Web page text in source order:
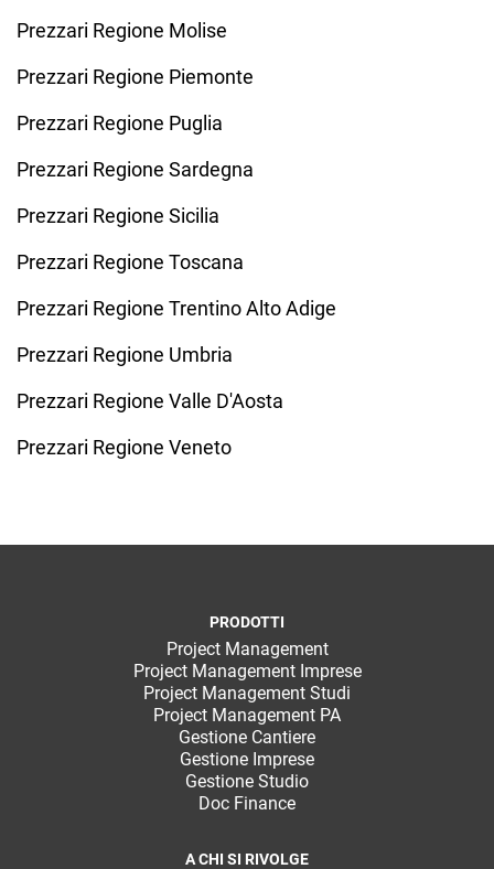
Prezzari Regione Molise
Prezzari Regione Piemonte
Prezzari Regione Puglia
Prezzari Regione Sardegna
Prezzari Regione Sicilia
Prezzari Regione Toscana
Prezzari Regione Trentino Alto Adige
Prezzari Regione Umbria
Prezzari Regione Valle D'Aosta
Prezzari Regione Veneto
PRODOTTI
Project Management
Project Management Imprese
Project Management Studi
Project Management PA
Gestione Cantiere
Gestione Imprese
Gestione Studio
Doc Finance
A CHI SI RIVOLGE